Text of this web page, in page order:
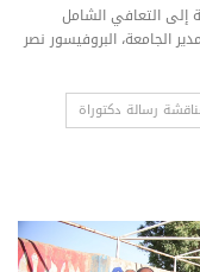
إلى التعافي الشامل
الجامعة، البروفيسور نصر
رسالة دكتوراة